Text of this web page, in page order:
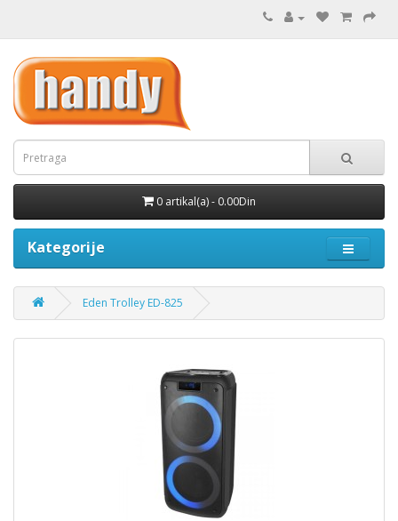
0 artikal(a) - 0.00Din
Kategorije
Eden Trolley ED-825